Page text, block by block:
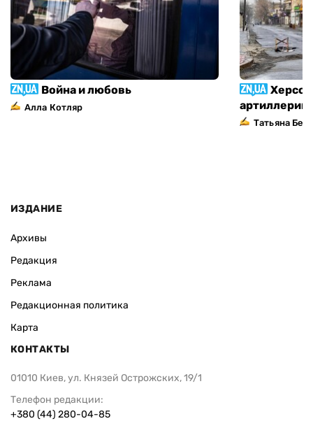
Война и любовь
Алла Котляр
Татьяна
ИЗДАНИЕ
Архивы
Редакция
Реклама
Редакционная политика
Карта
КОНТАКТЫ
01010 Киев, ул. Князей Острожских, 19/1
Телефон редакции:
+380 (44) 280-04-85